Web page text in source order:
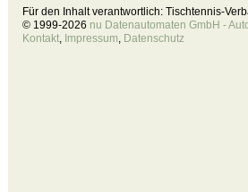
Für den Inhalt verantwortlich: Tischtennis-
© 1999-2026 nu Datenautomaten GmbH -
Kontakt, Impressum, Datenschutz